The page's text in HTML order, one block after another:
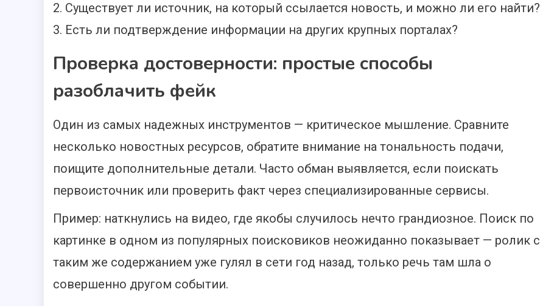
Существует ли источник, на который ссылается новость, и можно ли его найти?
Есть ли подтверждение информации на других крупных порталах?
Проверка достоверности: простые способы
разоблачить фейк
Один из самых надежных инструментов — критическое мышление. Сравните
несколько новостных ресурсов, обратите внимание на тональность подачи,
поищите дополнительные детали. Часто обман выявляется, если поискать
первоисточник или проверить факт через специализированные сервисы.
Пример: наткнулись на видео, где якобы случилось нечто грандиозное. Поиск по
картинке в одном из популярных поисковиков неожиданно показывает — ролик с
таким же содержанием уже гулял в сети год назад, только речь там шла о
совершенно другом событии.